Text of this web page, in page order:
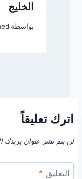
الخليج
بواسطة
اترك تعليقاً
لن يتم نشر عنوان بريدك
التعليق *